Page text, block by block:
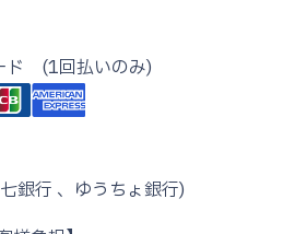
ド (1回払いのみ)
銀行 、ゆうちょ銀行)